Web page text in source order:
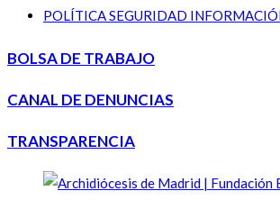
POLÍTICA SEGURIDAD
BOLSA DE TRABAJO
CANAL DE DENUNCIAS
TRANSPARENCIA